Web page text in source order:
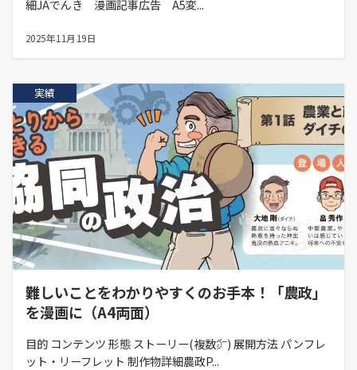
細JAでんき 漫画記事広告 A5変...
2025年11月19日
実績
難しいことをわかりやすくのお手本！「農政」
を漫画に（A4両面）
目的 コンテンツ 形態 ストーリー(複数㌻) 展開方法 パンフレ
ット・リーフレット 制作物詳細農政P...